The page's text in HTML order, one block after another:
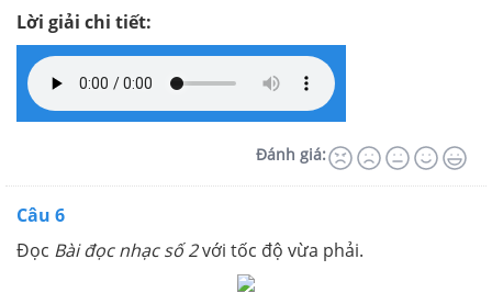
Lời giải chi tiết:
Đánh giá:
Câu 6
Đọc Bài đọc nhạc số 2với tốc độ vừa phải.